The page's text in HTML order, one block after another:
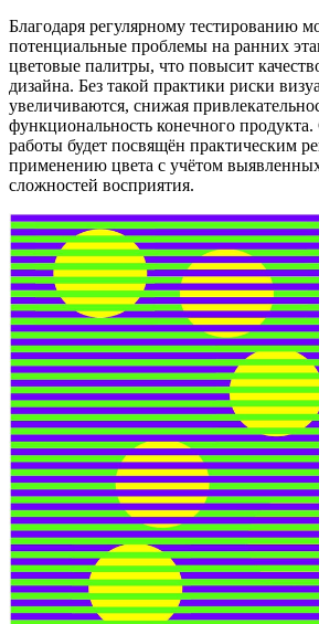
Благодаря регулярному тестированию
потенциальные проблемы на ранних
цветовые палитры, что повысит
дизайна. Без такой практики риски
увеличиваются, снижая
функциональность конечного
работы будет посвящён практическим
применению цвета с учётом
сложностей восприятия.